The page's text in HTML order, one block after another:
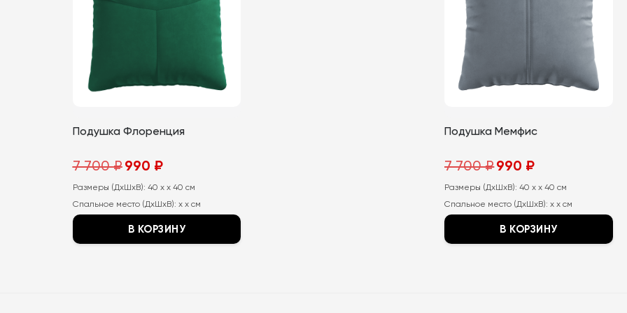
Подушка Флоренция
7 700₽ Первоначальная
цена
7
₽.
990 ₽Текущая
цена:
₽.
Размеры (ДхШхВ): 40 x x 40 см
Спальное место (ДхШхВ): x x см
В КОРЗИНУ
Подушка Мемфис
7 700₽ Первоначальная
цена
7
₽.
990 ₽Текущая
₽.
Размеры (ДхШхВ):40 x x 40 см
Спальное место (ДхШхВ):x x см
В КОРЗИНУ